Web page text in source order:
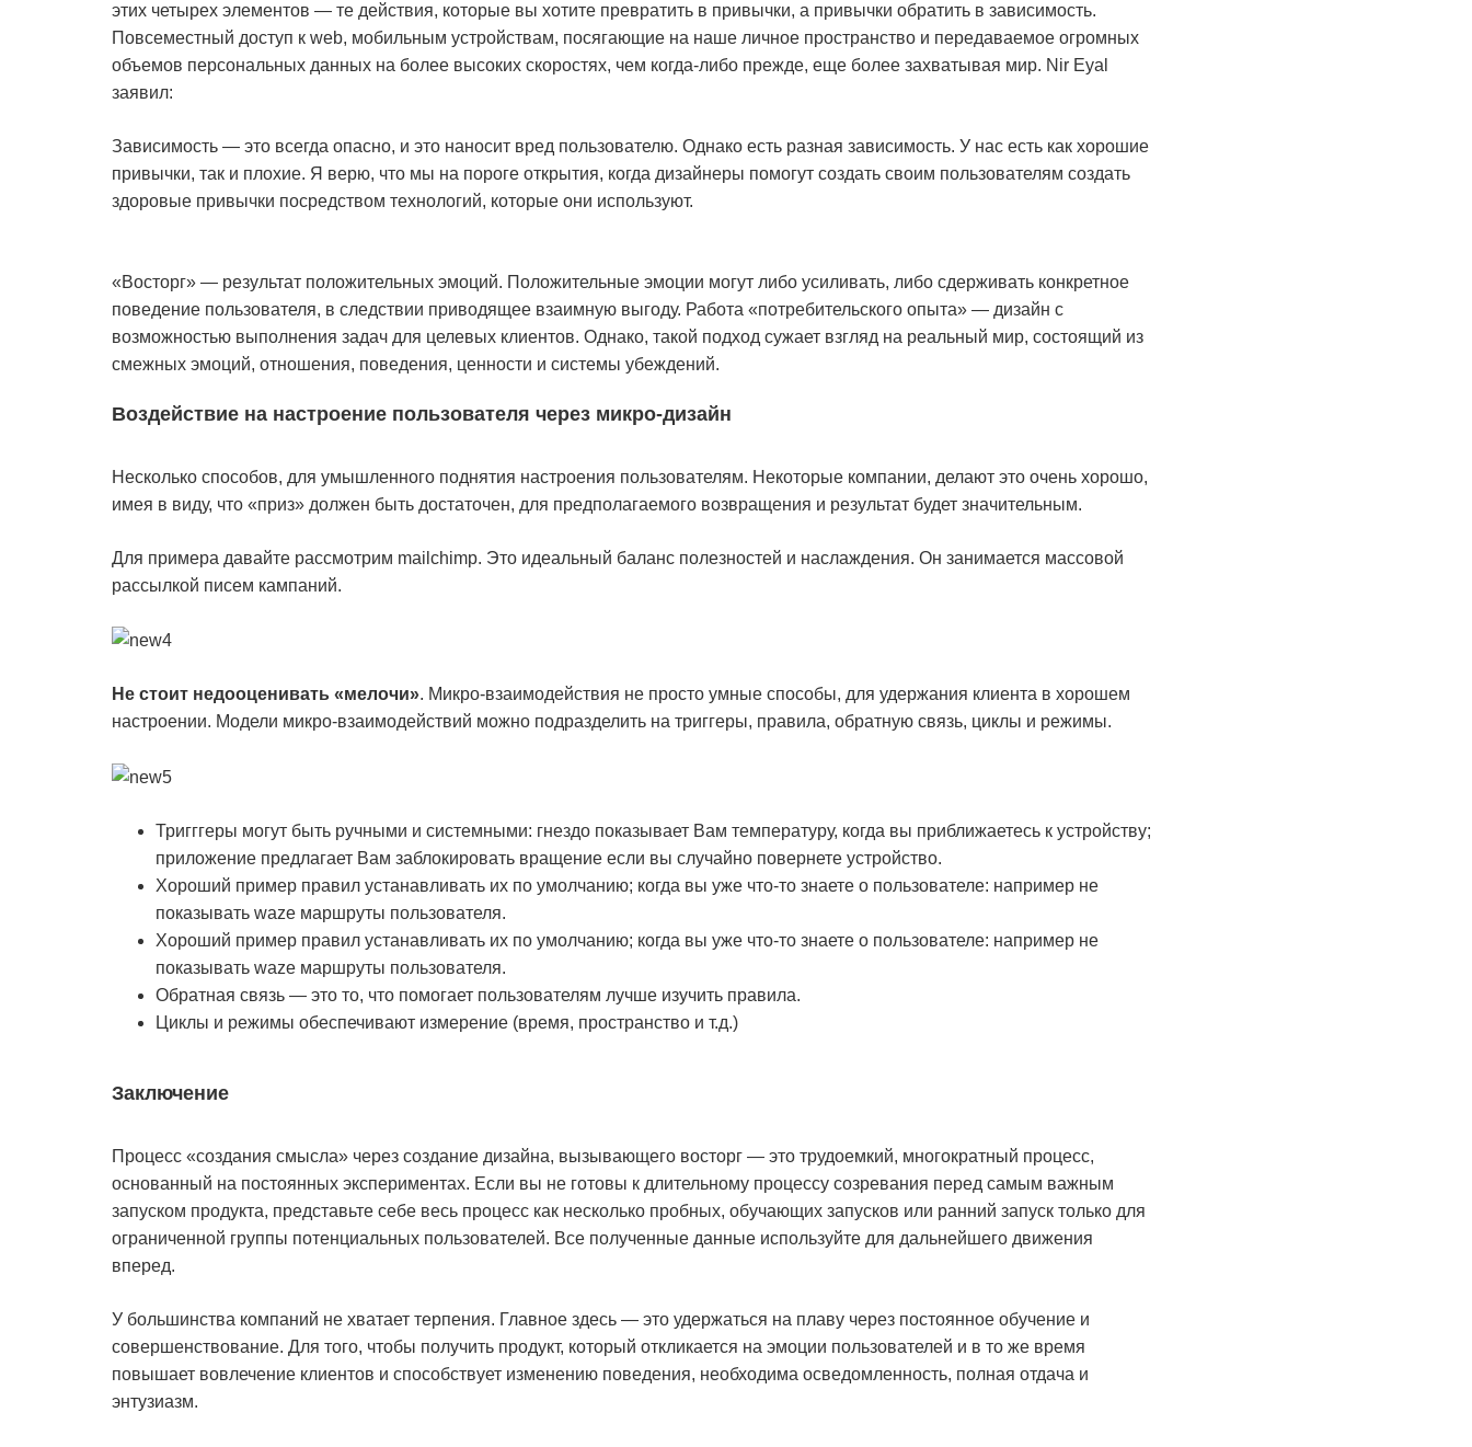
этих четырех элементов — те действия, которые вы хотите превратить в привычки, а привычки обратить в зависимость.
Повсеместный доступ к web, мобильным устройствам, посягающие на наше личное пространство и передаваемое огромных
объемов персональных данных на более высоких скоростях, чем когда-либо прежде, еще более захватывая мир. Nir Eyal
заявил:
Зависимость — это всегда опасно, и это наносит вред пользователю. Однако есть разная зависимость. У нас есть как хорошие
привычки, так и плохие. Я верю, что мы на пороге открытия, когда дизайнеры помогут создать своим пользователям создать
здоровые привычки посредством технологий, которые они используют.
«Восторг» — результат положительных эмоций. Положительные эмоции могут либо усиливать, либо сдерживать конкретное
поведение пользователя, в следствии приводящее взаимную выгоду. Работа «потребительского опыта» — дизайн с
возможностью выполнения задач для целевых клиентов. Однако, такой подход сужает взгляд на реальный мир, состоящий из
смежных эмоций, отношения, поведения, ценности и системы убеждений.
Воздействие на настроение пользователя через микро-дизайн
Несколько способов, для умышленного поднятия настроения пользователям. Некоторые компании, делают это очень хорошо,
имея в виду, что «приз» должен быть достаточен, для предполагаемого возвращения и результат будет значительным.
Для примера давайте рассмотрим mailchimp. Это идеальный баланс полезностей и наслаждения. Он занимается массовой
рассылкой писем кампаний.
Не стоит недооценивать «мелочи». Микро-взаимодействия не просто умные способы, для удержания клиента в хорошем
настроении. Модели микро-взаимодействий можно подразделить на триггеры, правила, обратную связь, циклы и режимы.
Тригггеры могут быть ручными и системными: гнездо показывает Вам температуру, когда вы приближаетесь к устройству;
приложение предлагает Вам заблокировать вращение если вы случайно повернете устройство.
Хороший пример правил устанавливать их по умолчанию; когда вы уже что-то знаете о пользователе: например не
показывать waze маршруты пользователя.
Хороший пример правил устанавливать их по умолчанию; когда вы уже что-то знаете о пользователе: например не
показывать waze маршруты пользователя.
Обратная связь — это то, что помогает пользователям лучше изучить правила.
Циклы и режимы обеспечивают измерение (время, пространство и т.д.)
Заключение
Процесс «создания смысла» через создание дизайна, вызывающего восторг — это трудоемкий, многократный процесс,
основанный на постоянных экспериментах. Если вы не готовы к длительному процессу созревания перед самым важным
запуском продукта, представьте себе весь процесс как несколько пробных, обучающих запусков или ранний запуск только для
ограниченной группы потенциальных пользователей. Все полученные данные используйте для дальнейшего движения
вперед.
У большинства компаний не хватает терпения. Главное здесь — это удержаться на плаву через постоянное обучение и
совершенствование. Для того, чтобы получить продукт, который откликается на эмоции пользователей и в то же время
повышает вовлечение клиентов и способствует изменению поведения, необходима осведомленность, полная отдача и
энтузиазм.